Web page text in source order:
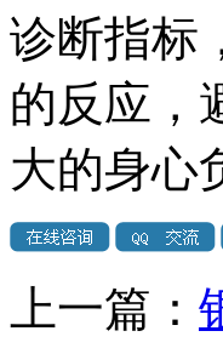
诊断指标
的反应，
大的身心
上一篇：